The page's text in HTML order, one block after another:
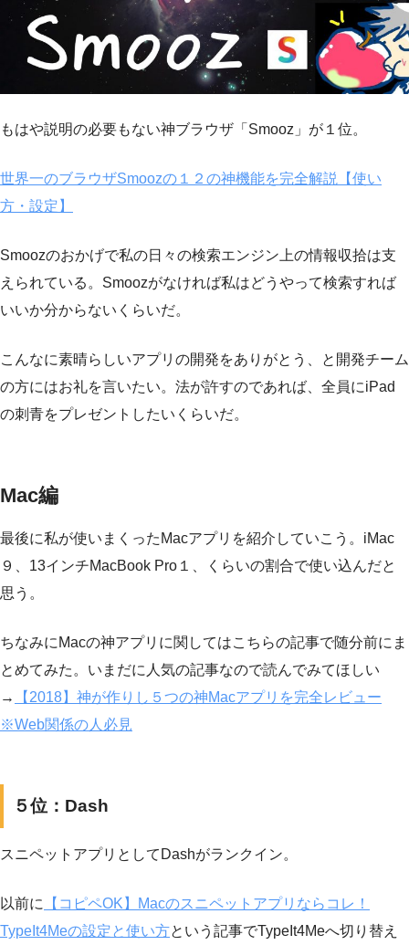
もはや説明の必要もない神ブラウザ「Smooz」が１位。
世界一のブラウザSmoozの１２の神機能を完全解説【使い
方・設定】
Smoozのおかげで私の日々の検索エンジン上の情報収拾は支
えられている。Smoozがなければ私はどうやって検索すれば
いいか分からないくらいだ。
こんなに素晴らしいアプリの開発をありがとう、と開発チーム
の方にはお礼を言いたい。法が許すのであれば、全員にiPad
の刺青をプレゼントしたいくらいだ。
Mac編
最後に私が使いまくったMacアプリを紹介していこう。iMac
９、13インチMacBook Pro１、くらいの割合で使い込んだと
思う。
ちなみにMacの神アプリに関してはこちらの記事で随分前にま
とめてみた。いまだに人気の記事なので読んでみてほしい
→
【2018】神が作りし５つの神Macアプリを完全レビュー
※Web関係の人必見
５位：Dash
スニペットアプリとしてDashがランクイン。
以前に
【コピペOK】Macのスニペットアプリならコレ！
TypeIt4Meの設定と使い方という記事でTypeIt4Meへ切り替え